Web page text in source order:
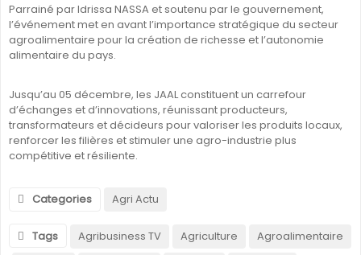
Parrainé par Idrissa NASSA et soutenu par le gouvernement,
l’événement met en avant l’importance stratégique du secteur
agroalimentaire pour la création de richesse et l’autonomie
alimentaire du pays.
Jusqu’au 05 décembre, les JAAL constituent un carrefour
d’échanges et d’innovations, réunissant producteurs,
transformateurs et décideurs pour valoriser les produits locaux,
renforcer les filières et stimuler une agro-industrie plus
compétitive et résiliente.
Categories Agri Actu
Tags Agribusiness TV Agriculture
Agroalimentaire